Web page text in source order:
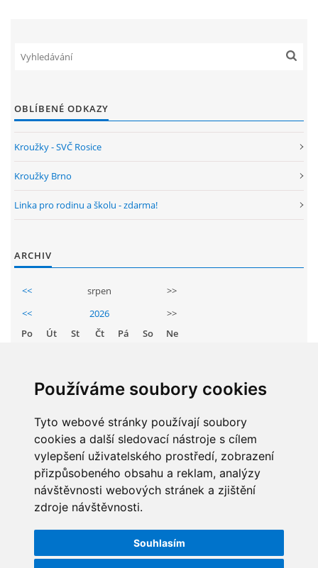
Používáme soubory cookies
Tyto webové stránky používají soubory
cookies a další sledovací nástroje s cílem
vylepšení uživatelského prostředí, zobrazení
přizpůsobeného obsahu a reklam, analýzy
návštěvnosti webových stránek a zjištění
zdroje návštěvnosti.
Souhlasím
KROUŽKY
GDPR
REZERVAČNÍ SYSTÉM SPORTOVNÍ HALY
ŠKOLNÍ PORADENSKÉ PRACOVIŠTĚ
NEPOTŘEBNÝ MAJETEK
OBLÍBENÉ ODKAZY
Kroužky - SVČ Rosice
Kroužky Brno
Linka pro rodinu a školu - zdarma!
ARCHIV
<< srpen
>>
<<
2026
>>
Po
Út St Čt Pá So
Ne
11 12 13 14 15
16
18 19 20 21 22
23
25 26 27 28 29
30
STATISTIKY